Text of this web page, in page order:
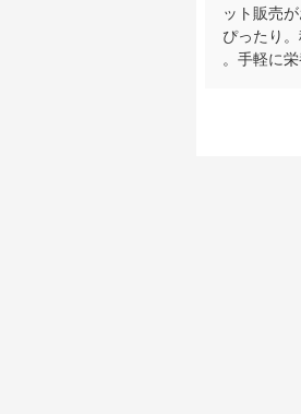
ット販売
ぴったり
。手軽に